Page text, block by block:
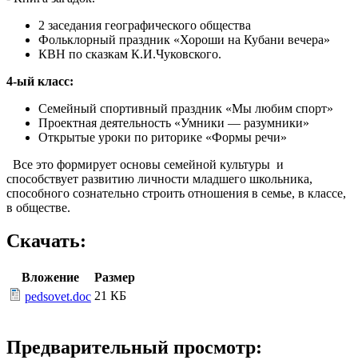
2 заседания географического общества
Фольклорный праздник «Хороши на Кубани вечера»
КВН по сказкам К.И.Чуковского.
4-ый класс:
Семейный спортивный праздник «Мы любим спорт»
Проектная деятельность «Умники — разумники»
Открытые уроки по риторике «Формы речи»
Все это формирует основы семейной культуры и
способствует развитию личности младшего школьника,
способного сознательно строить отношения в семье, в классе,
в обществе.
Скачать:
Вложение
Размер
pedsovet.doc 21 КБ
Предварительный просмотр: